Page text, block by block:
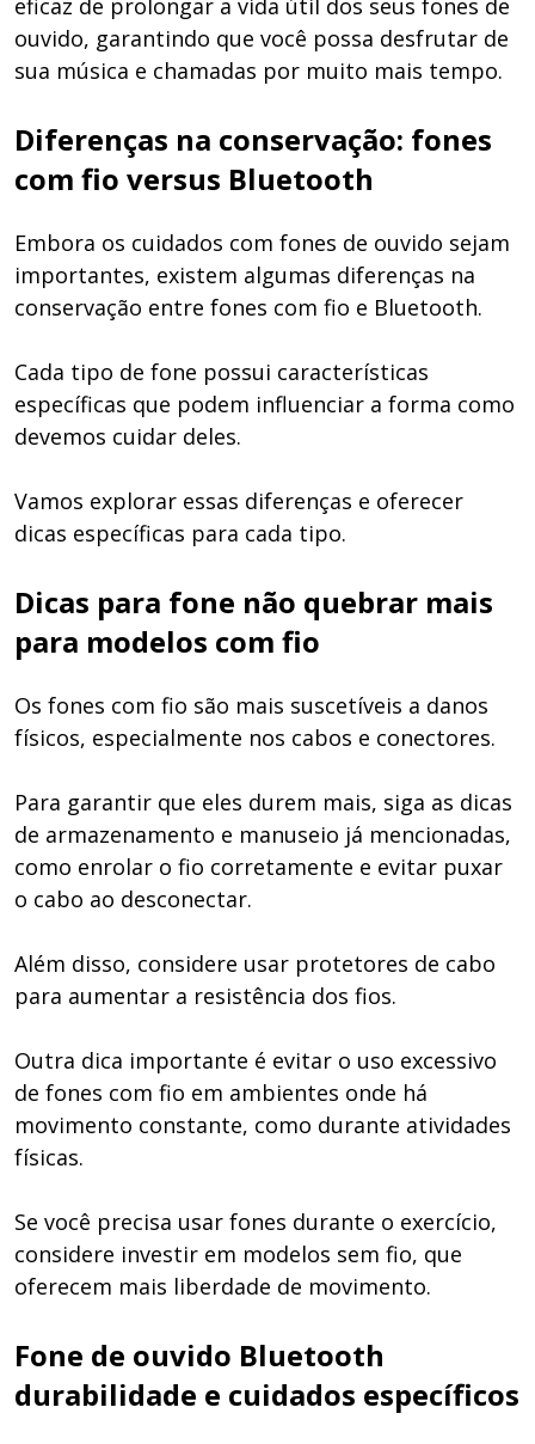
eficaz de prolongar a vida útil dos seus fones de
ouvido, garantindo que você possa desfrutar de
sua música e chamadas por muito mais tempo.
Diferenças na conservação: fones
com fio versus Bluetooth
Embora os cuidados com fones de ouvido sejam
importantes, existem algumas diferenças na
conservação entre fones com fio e Bluetooth.
Cada tipo de fone possui características
específicas que podem influenciar a forma como
devemos cuidar deles.
Vamos explorar essas diferenças e oferecer
dicas específicas para cada tipo.
Dicas para fone não quebrar mais
para modelos com fio
Os fones com fio são mais suscetíveis a danos
físicos, especialmente nos cabos e conectores.
Para garantir que eles durem mais, siga as dicas
de armazenamento e manuseio já mencionadas,
como enrolar o fio corretamente e evitar puxar
o cabo ao desconectar.
Além disso, considere usar protetores de cabo
para aumentar a resistência dos fios.
Outra dica importante é evitar o uso excessivo
de fones com fio em ambientes onde há
movimento constante, como durante atividades
físicas.
Se você precisa usar fones durante o exercício,
considere investir em modelos sem fio, que
oferecem mais liberdade de movimento.
Fone de ouvido Bluetooth
durabilidade e cuidados específicos